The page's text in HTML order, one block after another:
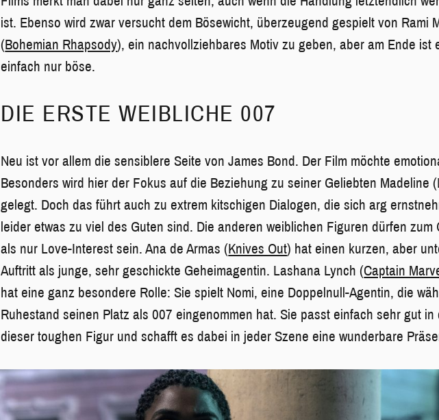
ist. Ebenso wird zwar versucht dem Bösewicht, überzeugend gespielt von Rami
(Bohemian Rhapsody), ein nachvollziehbares Motiv zu geben, aber am Ende ist
einfach nur böse.
DIE ERSTE WEIBLICHE 007
Neu ist vor allem die sensiblere Seite von James Bond. Der Film möchte
Besonders wird hier der Fokus auf die Beziehung zu seiner Geliebten Madeline
gelegt. Doch das führt auch zu extrem kitschigen Dialogen, die sich arg
leider etwas zu viel des Guten sind. Die anderen weiblichen Figuren dürfen zum
als nur Love-Interest sein. Ana de Armas (Knives Out) hat einen kurzen, aber
Auftritt als junge, sehr geschickte Geheimagentin. Lashana Lynch (Captain
hat eine ganz besondere Rolle: Sie spielt Nomi, eine Doppelnull-Agentin, die
Ruhestand seinen Platz als 007 eingenommen hat. Sie passt einfach sehr gut in
dieser toughen Figur und schafft es dabei in jeder Szene eine wunderbare